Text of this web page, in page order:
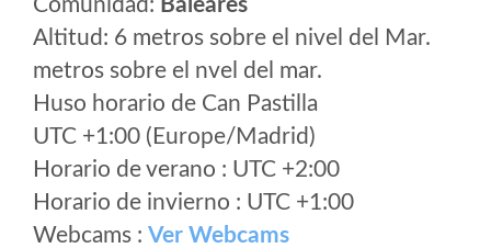
Comunidad: Baleares
Altitud: 6 metros sobre el nivel del Mar.
metros sobre el nvel del mar.
Huso horario de Can Pastilla
UTC +1:00 (Europe/Madrid)
Horario de verano : UTC +2:00
Horario de invierno : UTC +1:00
Webcams : Ver Webcams